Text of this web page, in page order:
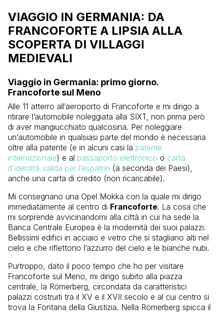
VIAGGIO IN GERMANIA: DA
FRANCOFORTE A LIPSIA ALLA
SCOPERTA DI VILLAGGI
MEDIEVALI
Viaggio in Germania: primo giorno.
Francoforte sul Meno
Alle 11 atterro all’aeroporto di Francoforte e mi dirigo a
ritirare l’automobile noleggiata alla SIXT, non prima però
di aver mangiucchiato qualcosina. Per noleggiare
un’automobile in qualsiasi parte del mondo è necessaria
oltre alla patente (e in alcuni casi la patente
internazionale) e al passaporto elettronico o carta
d’identità valida per l’espatrio (a seconda dei Paesi),
anche una carta di credito (non ricaricabile).
Mi consegnano una Opel Mokka con la quale mi dirigo
immediatamente al centro di Francoforte. La cosa che
mi sorprende avvicinandomi alla città in cui ha sede la
Banca Centrale Europea è la modernità dei suoi palazzi.
Bellissimi edifici in acciaio e vetro che si stagliano alti nel
cielo e che riflettono l’azzurro del cielo e le bianche nubi.
Purtroppo, dato il poco tempo che ho per visitare
Francoforte sul Meno, mi dirigo subito alla piazza
centrale, la Römerberg, circondata da caratteristici
palazzi costruiti tra il XV e il XVII secolo e al cui centro si
trova la Fontana della Giustizia. Nella Römerberg spicca il